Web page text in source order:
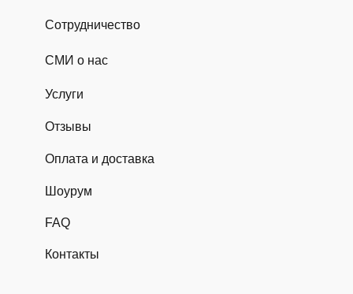
Сотрудничество
Услуги
Отзывы
Оплата и доставка
СМИ о нас
Шоурум
FAQ
Контакты